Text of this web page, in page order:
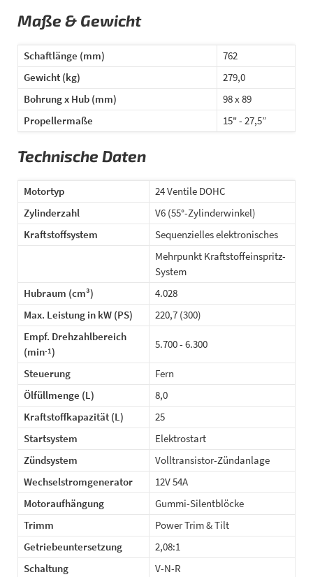
Maße & Gewicht
Schaftlänge (mm)
762
Gewicht (kg)
279,0
Bohrung x Hub (mm)
98 x 89
Propellermaße
15" - 27,5”
Technische Daten
Motortyp
24 Ventile DOHC
Zylinderzahl
V6 (55°-Zylinderwinkel)
Kraftstoffsystem
Sequenzielles elektronisches
Mehrpunkt Kraftstoffeinspritz-
System
Hubraum (cm³)
4.028
Max. Leistung in kW (PS)
220,7 (300)
Empf. Drehzahlbereich
(min-1)
5.700 - 6.300
Steuerung
Fern
Ölfüllmenge (L)
8,0
Kraftstoffkapazität (L)
25
Startsystem
Elektrostart
Zündsystem
Volltransistor-Zündanlage
Wechselstromgenerator
12V 54A
Motoraufhängung
Gummi-Silentblöcke
Trimm
Power Trim & Tilt
Getriebeuntersetzung
2,08:1
Schaltung
V-N-R